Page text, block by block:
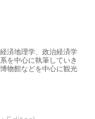
済地理学、政治経済学
を中心に執筆していき
物館などを中心に観光